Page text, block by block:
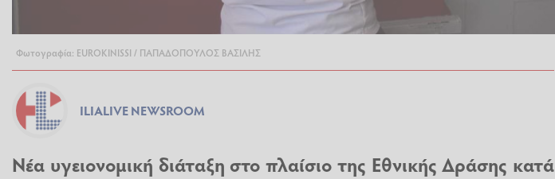
Φωτογραφία: EUROKINISSI / ΠΑΠΑΔΟΠΟΥΛΟΣ ΒΑΣΙΛΗΣ
ILIALIVE NEWSROOM
Νέα υγειονομική διάταξη στο πλαίσιο της Εθνικής Δράσης κατά